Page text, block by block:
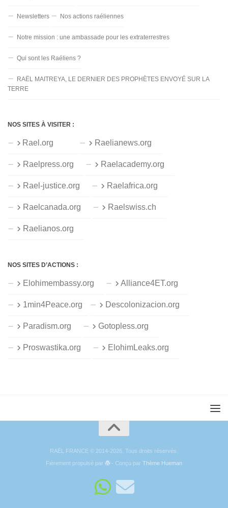
Newsletters Nos actions raéliennes
Notre mission : une ambassade pour les extraterrestres
Qui sont les Raéliens ?
RAËL MAITREYA, LE DERNIER DES PROPHÈTES ENVOYÉ SUR LA
TERRE
NOS SITES À VISITER :
Rael.org Raelianews.org
Raelpress.org Raelacademy.org
Rael-justice.org Raelafrica.org
Raelcanada.org Raelswiss.ch
Raelianos.org
NOS SITES D’ACTIONS :
Elohimembassy.org Alliance4ET.org
1min4Peace.org Descolonizacion.org
Paradism.org Gotopless.org
Proswastika.org ElohimLeaks.org
RAËL FRANCE © 2014-2026. Tous droits réservés.
Fièrement propulsé par
- Conçu parThème Hueman